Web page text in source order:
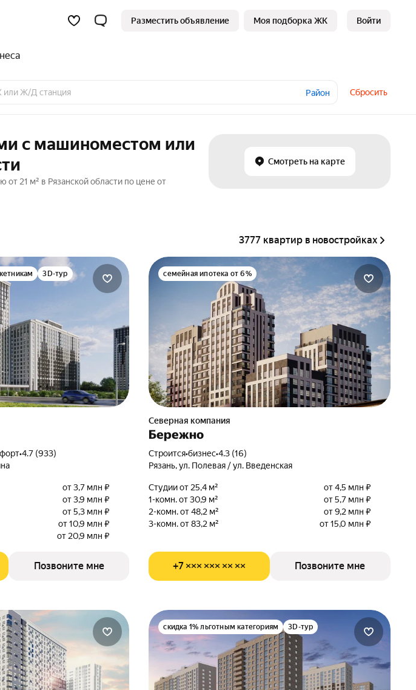
Разместить объявление Моя подборка ЖК Войти
Район Сбросить
с машиноместом или
21 м² в Рязанской области по цене от
Смотреть на карте
3777 квартир в новостройках
3D-тур
•4.7 (933)
от 3,7 млн ₽
от 3,9 млн ₽
от 5,3 млн ₽
от 10,9 млн ₽
от 20,9 млн ₽
Позвоните мне
семейная ипотека от 6%
Северная компания
Бережно
Строится•бизнес•4.3 (16)
Рязань, ул. Полевая / ул. Введенская
Студии от 25,4 м²
от 4,5 млн ₽
1-комн. от 30,9 м²
от 5,7 млн ₽
2-комн. от 48,2 м²
от 9,2 млн ₽
3-комн. от 83,2 м²
от 15,0 млн ₽
+7 ××× ××× ×× ×× Позвоните мне
скидка 1% льготным категориям 3D-тур